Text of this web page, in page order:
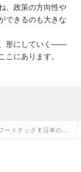
、政策の方向性や
できるのも大きな
、形にしていく——
こにあります。
ードテック🥬日本の食